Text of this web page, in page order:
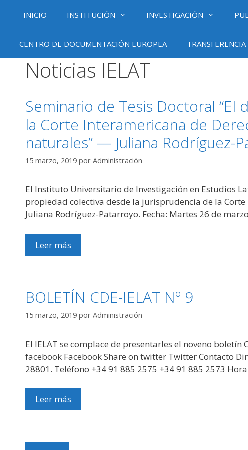
INICIO INSTITUCIÓN INVESTIGACIÓN
CENTRO DE DOCUMENTACIÓN EUROPEA
Noticias IELAT
Seminario de Tesis Doctoral
la Corte Interamericana de
naturales” — Juliana Rodríguez-
15 marzo, 2019 por Administración
El Instituto Universitario de Investigación en Estudios
propiedad colectiva desde la jurisprudencia de la
Juliana Rodríguez-Patarroyo. Fecha: Martes 26 de
Leer más
BOLETÍN CDE-IELAT Nº 9
15 marzo, 2019 por Administración
El IELAT se complace de presentarles el noveno
facebook Facebook Share on twitter Twitter Contacto
28801. Teléfono +34 91 885 2575 +34 91 885 2573
Leer más